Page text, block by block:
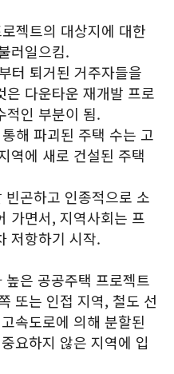
젝트의 대상지에 대한
러일으킴.
터 퇴거된 거주자들을
다운타운 재개발 프로
적인 부분이 됨.
해 파괴된 주택 수는 고
역에 새로 건설된 주택
곤하고 인종적으로 소
가면서, 지역사회는 프
저항하기 시작.
은 공공주택 프로젝트
또는 인접 지역, 철도 선
속도로에 의해 분할된
요하지 않은 지역에 입